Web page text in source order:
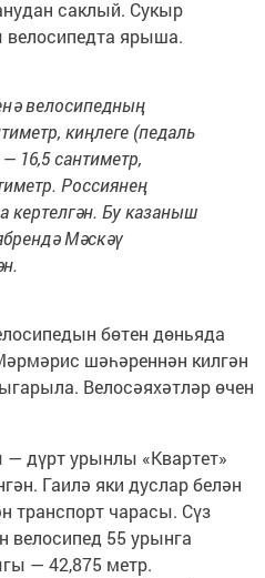
саклый. Сукыр
ярыша.
велосипедның
киңлеге (педаль
16,5 сантиметр,
Россиянең
кертелгән. Бу казаныш
Мәскәү
бөтен дөньяда
шәһәреннән килгән
Велосәяхәтләр өчен
дүрт урынлы «Квартет»
Гаилә яки дуслар белән
транспорт чарасы. Сүз
велосипед 55 урынга
— 42,875 метр.